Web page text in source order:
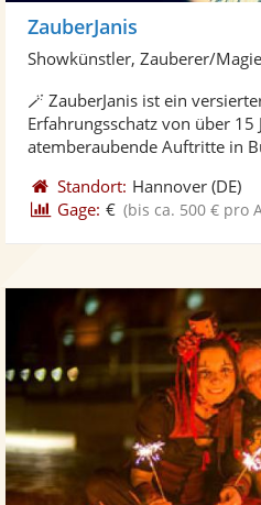
ZauberJanis
Showkünstler, Zauberer/
🪄 ZauberJanis ist ein
Erfahrungsschatz von über 15
atemberaubende Auftritte in
Standort: Hannover (DE)
Gage: € (bis ca. 500 € pro